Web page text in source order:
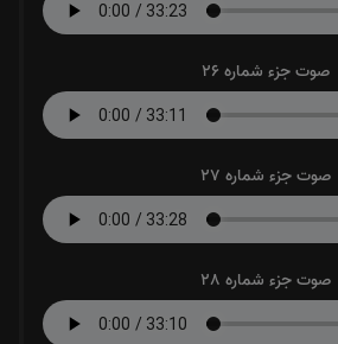
صوت جزء شماره 26
صوت جزء شماره 27
صوت جزء شماره 28